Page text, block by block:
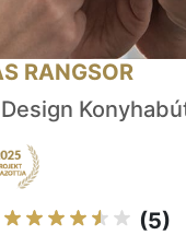
RANGSOR
(5)